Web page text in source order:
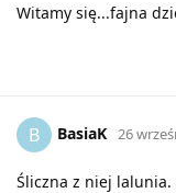
Witamy się...fajna
B BasiaK 26
Śliczna z niej